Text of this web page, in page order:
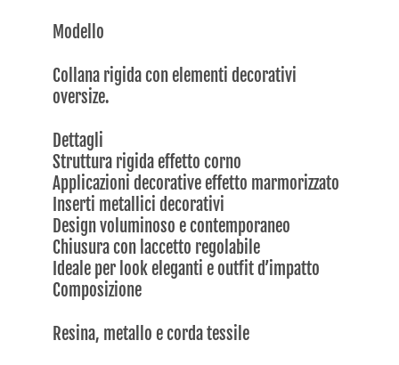
Modello
Collana rigida con elementi decorativi
oversize.
Dettagli
Struttura rigida effetto corno
Applicazioni decorative effetto marmorizzato
Inserti metallici decorativi
Design voluminoso e contemporaneo
Chiusura con laccetto regolabile
Ideale per look eleganti e outfit d’impatto
Composizione
Resina, metallo e corda tessile